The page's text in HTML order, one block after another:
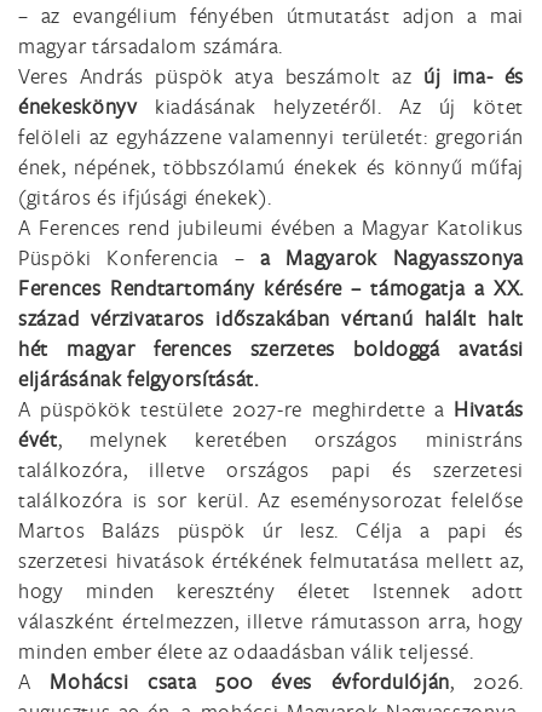
– az evangélium fényében útmutatást adjon a mai
magyar társadalom számára.
Veres András püspök atya beszámolt az új ima- és
énekeskönyvkiadásának helyzetéről. Az új kötet
felöleli az egyházzene valamennyi területét: gregorián
ének, népének, többszólamú énekek és könnyű műfaj
(gitáros és ifjúsági énekek).
A Ferences rend jubileumi évében a Magyar Katolikus
Püspöki Konferencia –a Magyarok Nagyasszonya
Ferences Rendtartomány kérésére – támogatja a XX.
század vérzivataros időszakában vértanú halált halt
hét magyar ferences szerzetes boldoggá avatási
eljárásának felgyorsítását.
A püspökök testülete 2027-re meghirdette a Hivatás
évét, melynek keretében országos ministráns
találkozóra, illetve országos papi és szerzetesi
találkozóra is sor kerül. Az eseménysorozat felelőse
Martos Balázs püspök úr lesz. Célja a papi és
szerzetesi hivatások értékének felmutatása mellett az,
hogy minden keresztény életet Istennek adott
válaszként értelmezzen, illetve rámutasson arra, hogy
minden ember élete az odaadásban válik teljessé.
A Mohácsi csata 500 éves évfordulóján, 2026.